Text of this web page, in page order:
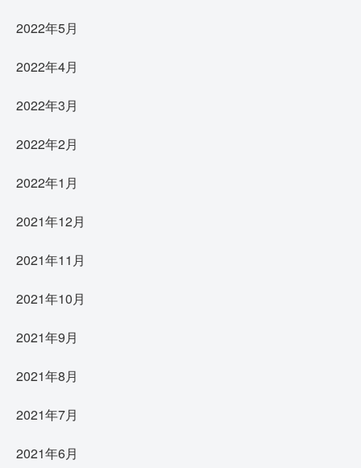
2022年5月
2022年4月
2022年3月
2022年2月
2022年1月
2021年12月
2021年11月
2021年10月
2021年9月
2021年8月
2021年7月
2021年6月